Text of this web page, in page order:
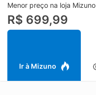
Menor preço na loja Mizuno
R$ 699,99
Ir à Mizuno